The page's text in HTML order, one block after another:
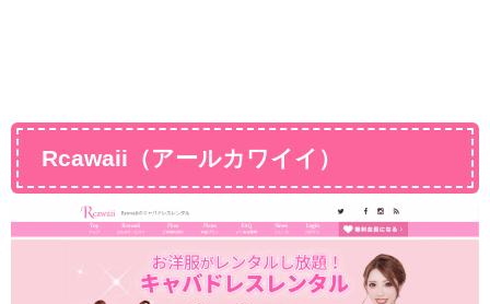
Rcawaii（アールカワイイ）